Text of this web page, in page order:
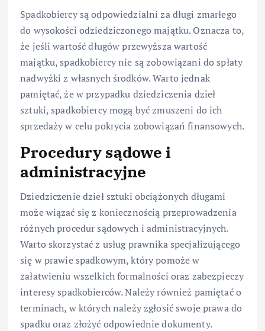
Spadkobiercy są odpowiedzialni za długi zmarłego
do wysokości odziedziczonego majątku. Oznacza to,
że jeśli wartość długów przewyższa wartość
majątku, spadkobiercy nie są zobowiązani do spłaty
nadwyżki z własnych środków. Warto jednak
pamiętać, że w przypadku dziedziczenia dzieł
sztuki, spadkobiercy mogą być zmuszeni do ich
sprzedaży w celu pokrycia zobowiązań finansowych.
Procedury sądowe i
administracyjne
Dziedziczenie dzieł sztuki obciążonych długami
może wiązać się z koniecznością przeprowadzenia
różnych procedur sądowych i administracyjnych.
Warto skorzystać z usług prawnika specjalizującego
się w prawie spadkowym, który pomoże w
załatwieniu wszelkich formalności oraz zabezpieczy
interesy spadkobierców. Należy również pamiętać o
terminach, w których należy zgłosić swoje prawa do
spadku oraz złożyć odpowiednie dokumenty.